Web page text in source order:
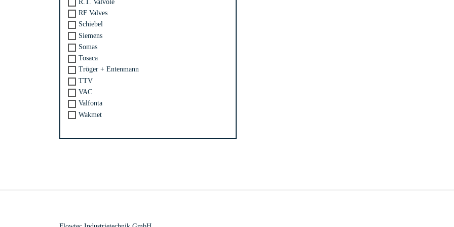
R.T. Valvole
RF Valves
Schiebel
Siemens
Somas
Tosaca
Tröger + Entenmann
TTV
VAC
Valfonta
Wakmet